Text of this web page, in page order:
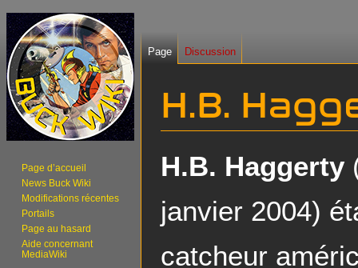
H.B.
navigation
recherche
H.B. Haggerty
janvier 2004)
catcheur
Page Discussion
Page d’accueil
News Buck Wiki
Modifications récentes
Portails
Page au hasard
Aide concernant
MediaWiki